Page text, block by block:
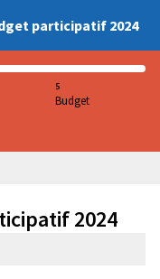
participatif 2024
5
Budget
2024